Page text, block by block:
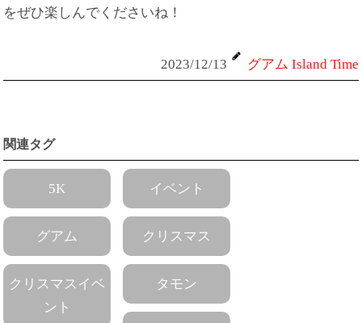
をぜひ楽しんでくださいね！
2023/12/13 グアム Island Time
関連タグ
5K イベント
グアム クリスマス
クリスマスイベ
ント
タモン